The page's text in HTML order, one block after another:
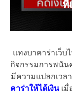
ที
แทงบาคาร่าเว็บ
กิจกรรมการพนัน
มีความแปลกเวล
คาร่าให้ได้เงินเมื่